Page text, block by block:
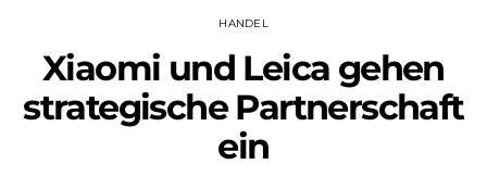
HANDEL
Xiaomi und Leica gehen
strategische Partnerschaft
ein